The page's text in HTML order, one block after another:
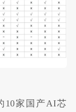
10家国产AI芯